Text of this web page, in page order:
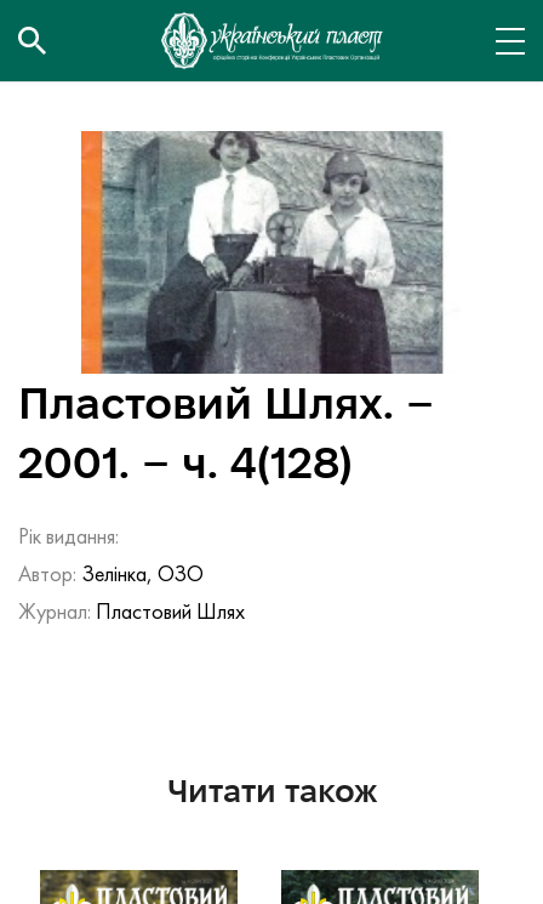
Пластовий Шлях. –
2001. – ч. 4(128)
Рік видання:
Автор: Зелінка, ОЗО
Журнал: Пластовий Шлях
Читати також